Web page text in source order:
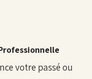
votre passé ou